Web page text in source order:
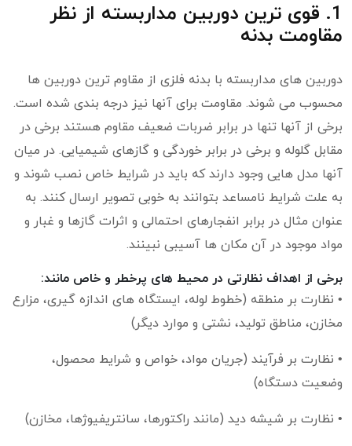
1. قوی ترین دوربین مداربسته از نظر
مقاومت بدنه
دوربین های مداربسته با بدنه فلزی از مقاوم ترین دوربین ها
محسوب می شوند. مقاومت برای آنها نیز درجه بندی شده است.
برخی از آنها تنها در برابر ضربات ضعیف مقاوم هستند برخی در
مقابل گلوله و برخی در برابر خوردگی و گازهای شیمیایی. در میان
آنها مدل هایی وجود دارند که باید در شرایط خاص نصب شوند و
به علت شرایط نامساعد بتوانند به خوبی تصویر ارسال کنند. به
عنوان مثال در برابر انفجارهای احتمالی و اثرات گازها و غبار و
مواد موجود در آن مکان ها آسیبی نبینند.
برخی از اهداف نظارتی در محیط های پرخطر و خاص مانند:
• نظارت بر منطقه (خطوط لوله، ایستگاه های اندازه گیری، مزارع
مخازن، مناطق تولید، نشتی و موارد دیگر)
• نظارت بر فرآیند (جریان مواد، خواص و شرایط محصول،
وضعیت دستگاه)
• نظارت بر شیشه دید (مانند راکتورها، سانتریفیوژها، مخازن)